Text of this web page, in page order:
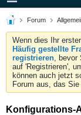
Forum
Wenn dies Ihr
Häufig gestellte
registrieren, bevor
auf 'Registrieren',
können auch jetzt
Forum aus, das
Konfigurations-